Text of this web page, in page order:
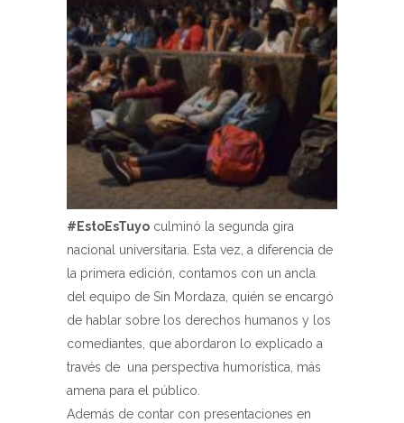
#EstoEsTuyo culminó la segunda gira
nacional universitaria. Esta vez, a diferencia de
la primera edición, contamos con un ancla
del equipo de Sin Mordaza, quién se encargó
de hablar sobre los derechos humanos y los
comediantes, que abordaron lo explicado a
través de una perspectiva humorística, más
amena para el público.
Además de contar con presentaciones en